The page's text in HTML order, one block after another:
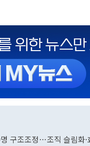
구조조정…조직 슬림화·